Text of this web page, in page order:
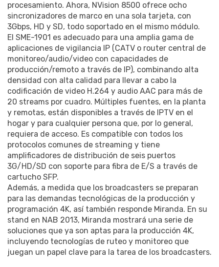
procesamiento. Ahora, NVision 8500 ofrece ocho
sincronizadores de marco en una sola tarjeta, con
3Gbps, HD y SD, todo soportado en el mismo módulo.
El SME-1901 es adecuado para una amplia gama de
aplicaciones de vigilancia IP (CATV o router central de
monitoreo/audio/video con capacidades de
producción/remoto a través de IP), combinando alta
densidad con alta calidad para llevar a cabo la
codificación de video H.264 y audio AAC para más de
20 streams por cuadro. Múltiples fuentes, en la planta
y remotas, están disponibles a través de IPTV en el
hogar y para cualquier persona que, por lo general,
requiera de acceso. Es compatible con todos los
protocolos comunes de streaming y tiene
amplificadores de distribución de seis puertos
3G/HD/SD con soporte para fibra de E/S a través de
cartucho SFP.
Además, a medida que los broadcasters se preparan
para las demandas tecnológicas de la producción y
programación 4K, así también responde Miranda. En su
stand en NAB 2013, Miranda mostrará una serie de
soluciones que ya son aptas para la producción 4K,
incluyendo tecnologías de ruteo y monitoreo que
juegan un papel clave para la tarea de los broadcasters.